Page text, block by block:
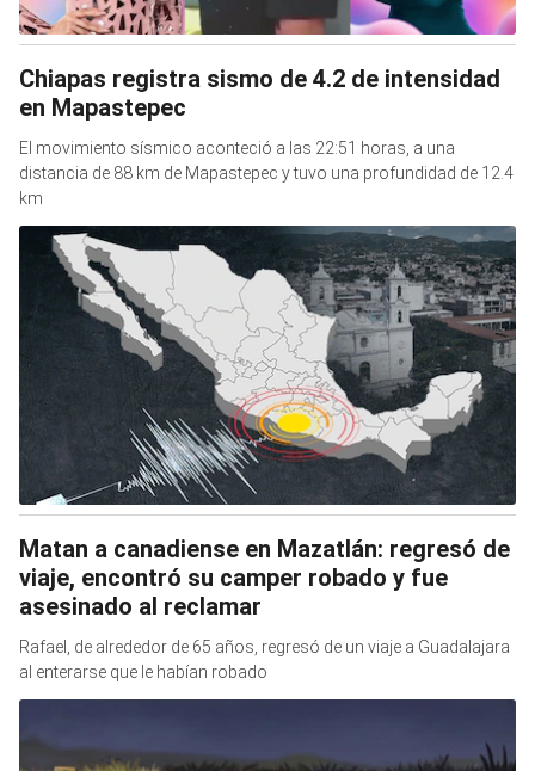
Chiapas registra sismo de 4.2 de intensidad
en Mapastepec
El movimiento sísmico aconteció a las 22:51 horas, a una
distancia de 88 km de Mapastepec y tuvo una profundidad de 12.4
km
Matan a canadiense en Mazatlán: regresó de
viaje, encontró su camper robado y fue
asesinado al reclamar
Rafael, de alrededor de 65 años, regresó de un viaje a Guadalajara
al enterarse que le habían robado